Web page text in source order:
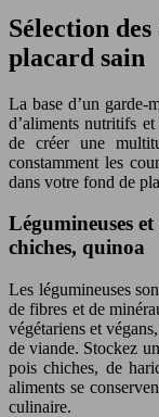
Sélection
placard sain
La base d’un garde-
d’aliments nutritifs
de créer une
constamment les
dans votre fond de
Légumineuses
chiches, quinoa
Les légumineuses
de fibres et de
végétariens et
de viande. Stockez
pois chiches, de
aliments se
culinaire.